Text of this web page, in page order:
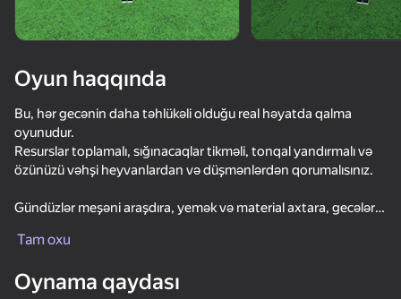
Animal Hospital: Anomalies and Monsters Verity
Oyun haqqında
Bu, hər gecənin daha təhlükəli olduğu real həyatda qalma
oyunudur.
Resurslar toplamalı, sığınacaqlar tikməli, tonqal yandırmalı və
özünüzü vəhşi heyvanlardan və düşmənlərdən qorumalısınız.
Gündüzlər meşəni araşdıra, yemək və material axtara, gecələr
yalnız bacarıqlarınız sağ qalmağınıza kömək edəcək.
99 gecənin hamısına tab gətirə və əsl sağ qaldığınızı sübut edə
Tam oxu
Oynama qaydası